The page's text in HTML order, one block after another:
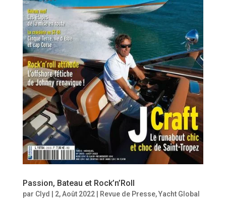
Passion, Bateau et Rock’n’Roll
par Clyd 2, Août 2022| Revue de Presse,Yacht Global